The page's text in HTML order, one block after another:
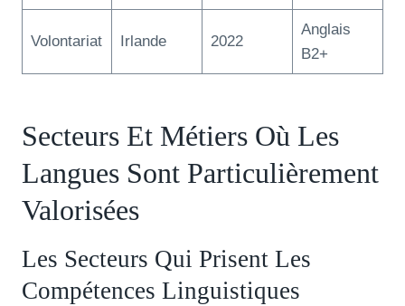
Volontariat Irlande 2022
Anglais
B2+
Secteurs Et Métiers Où Les
Langues Sont Particulièrement
Valorisées
Les Secteurs Qui Prisent Les
Compétences Linguistiques